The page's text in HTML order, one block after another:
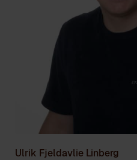
Ulrik Fjeldavlie Linberg